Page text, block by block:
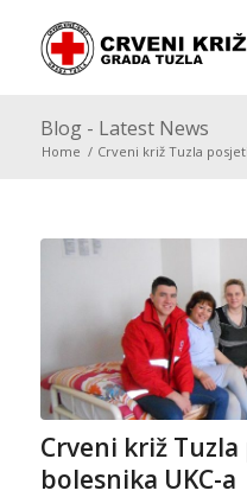
Blog - Latest News
Home / Crveni križ Tuzla
Crveni križ
bolesnika UKC-a